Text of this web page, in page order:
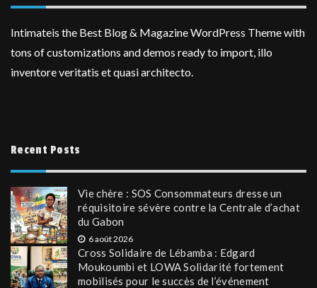
Intimateis the Best Blog & Magazine WordPress Theme with
tons of customizations and demos ready to import, illo
inventore veritatis et quasi architecto.
Recent Posts
Vie chère : SOS Consommateurs dresse un
réquisitoire sévère contre la Centrale d’achat
du Gabon
6 août 2026
Cross Solidaire de Lébamba : Edgard
Moukoumbi et LOWA Solidarité fortement
mobilisés pour le succès de l’événement